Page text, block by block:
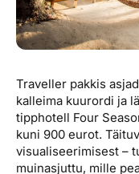
Tule tööle
Uudised
Traveller pakkis
kalleima kuurordi ja
tipphotell Four
kuni 900 eurot.
visualiseerimisest –
muinasjuttu, mille